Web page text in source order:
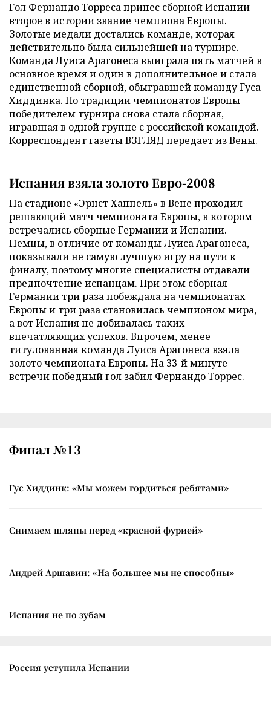
Гол Фернандо Торреса принес сборной Испании
второе в истории звание чемпиона Европы.
Золотые медали достались команде, которая
действительно была сильнейшей на турнире.
Команда Луиса Арагонеса выиграла пять матчей в
основное время и один в дополнительное и стала
единственной сборной, обыгравшей команду Гуса
Хиддинка. По традиции чемпионатов Европы
победителем турнира снова стала сборная,
игравшая в одной группе с российской командой.
Корреспондент газеты ВЗГЛЯД передает из Вены.
Испания взяла золото Евро-2008
На стадионе «Эрнст Хаппель» в Вене проходил
решающий матч чемпионата Европы, в котором
встречались сборные Германии и Испании.
Немцы, в отличие от команды Луиса Арагонеса,
показывали не самую лучшую игру на пути к
финалу, поэтому многие специалисты отдавали
предпочтение испанцам. При этом сборная
Германии три раза побеждала на чемпионатах
Европы и три раза становилась чемпионом мира,
а вот Испания не добивалась таких
впечатляющих успехов. Впрочем, менее
титулованная команда Луиса Арагонеса взяла
золото чемпионата Европы. На 33-й минуте
встречи победный гол забил Фернандо Торрес.
Финал №13
Гус Хиддинк: «Мы можем гордиться ребятами»
Снимаем шляпы перед «красной фурией»
Андрей Аршавин: «На большее мы не способны»
Испания не по зубам
Россия уступила Испании